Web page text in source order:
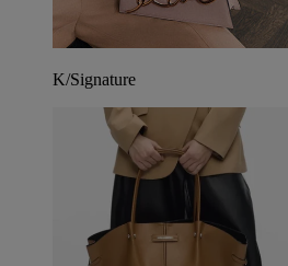
K/Signature